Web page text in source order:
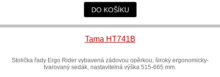
DO KOŠÍKU
Tama HT741B
Stolička řady Ergo Rider vybavená zádovou opěrkou, široký ergonomicky-
tvarovaný sedák, nastavitelná výška 515-665 mm.